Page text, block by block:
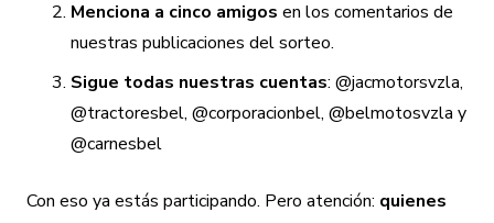
Menciona a cinco amigos en los comentarios de
nuestras publicaciones del sorteo.
Sigue todas nuestras cuentas: @jacmotorsvzla,
@tractoresbel, @corporacionbel, @belmotosvzla y
@carnesbel
Con eso ya estás participando. Pero atención: quienes